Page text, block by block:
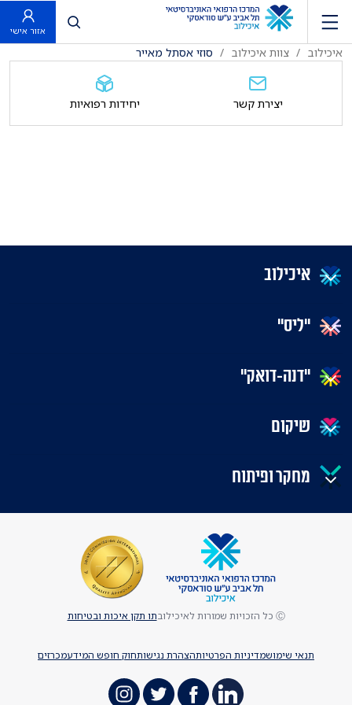
פתח חיפוש
אזור אישי
איכילוב צוות איכילוב סוזי אסתל מאייר
יצירת קשר יחידות רפואיות
איכילוב
"ליס"
"דנה-דואק"
שיקום
מחקר ופיתוח
תנאי שימושמדיניות הפרטיותהצהרת נגישותחוק חופש המידעמכרזים
Ⓒ כל הזכויות שמורות לאיכילוב תו תקן איכות ובטיחות